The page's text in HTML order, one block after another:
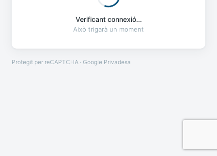
Verificant connexió...
Això trigarà un moment
Protegit per reCAPTCHA · Google Privadesa